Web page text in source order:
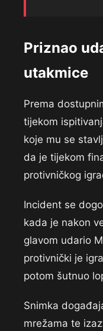
Priznao
utakmice
Prema
tijekom
koje mu se
da je tijekom
protivničkog
Incident se
kada je nakon
glavom udario
protivnički je
potom šutnuo
Snimka
mrežama te